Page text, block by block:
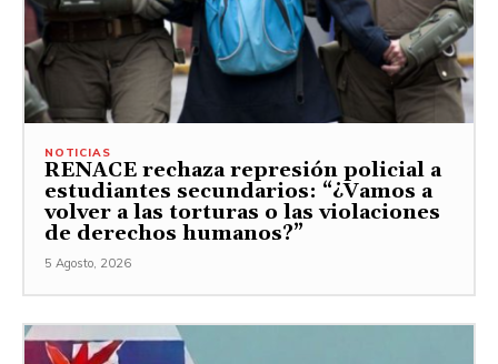
NOTICIAS
RENACE rechaza represión policial a
estudiantes secundarios: “¿Vamos a
volver a las torturas o las violaciones
de derechos humanos?”
5 Agosto, 2026